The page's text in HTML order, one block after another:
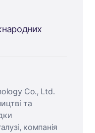
Co., Ltd.
та
компанія